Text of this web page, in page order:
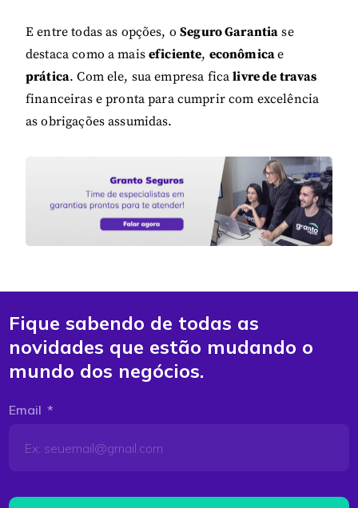
E entre todas as opções, oSeguro Garantia se
destaca como a mais eficiente, econômicae
prática. Com ele, sua empresa ficalivre de travas
financeiras e pronta para cumprir com excelência
as obrigações assumidas.
Fique sabendo de todas as
novidades que estão mudando o
mundo dos negócios.
Email